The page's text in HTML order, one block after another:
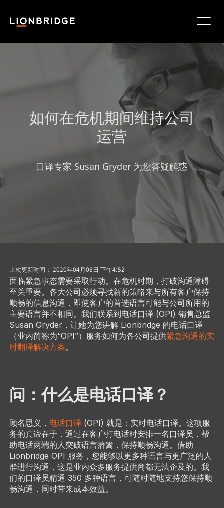
如何在危机期间维持公司
运营
口译专家 Susan Gryder 为您答疑解惑
上次更新时间： 2020年04月08日 下午4:52
面临紧急事态需要采取行动。在危机时期，打破沟通障碍
至关重要。各大公司必须寻找新的策略来与所有客户保持
顺畅的信息沟通，即使客户的首选语言可能与公司所用的
主要语言并不相同。我们联系到电话口译 (OPI) 销售总监
Susan Gryder，让她为您讲解 Lionbridge 的电话口译
（业内简称为“OPI”）服务如何为各公司提供紧急沟通的实
时翻译解决方案。
问：什么是电话口译？
顾名思义， 电话口译 (OPI) 就是：实时电话口译。这项服
务的真谛在于，通过在客户打电话时安排一名口译员，帮
助电话两端的人突破语言藩篱，保持顺畅沟通。借助
Lionbridge OPI 服务，您能够以更多种语言与更广泛的人
群进行沟通，这是业内众多服务提供商都无法企及的。我
们的口译员精通 350 多种语言，可随时随地支持您保持顺
畅沟通，同时带来成本效益。